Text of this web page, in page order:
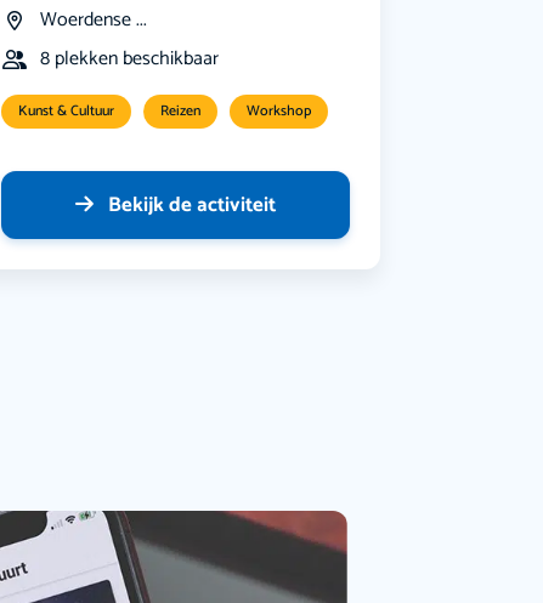
Woerdense ...
8 plekken beschikbaar
Kunst & Cultuur Reizen Workshop
Bekijk de activiteit